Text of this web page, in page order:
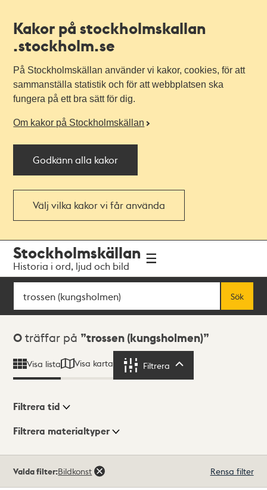
Kakor på stockholmskallan
.stockholm.se
På Stockholmskällan använder vi kakor, cookies, för att
sammanställa statistik och för att webbplatsen ska
fungera på ett bra sätt för dig.
Om kakor på Stockholmskällan
Godkänn alla kakor
Välj vilka kakor vi får använda
navigationen
huvudinnehållet
Stockholmskällan
Historia i ord, ljud och bild
Sök
Sök
Sökresultat
0 träffar på trossen (kungsholmen)
Visa lista Visa karta Filtrera
Visningsläge
Filtrera tid
Filtrera materialtyper
träffar
Valda filter:Bildkonst Rensa filter